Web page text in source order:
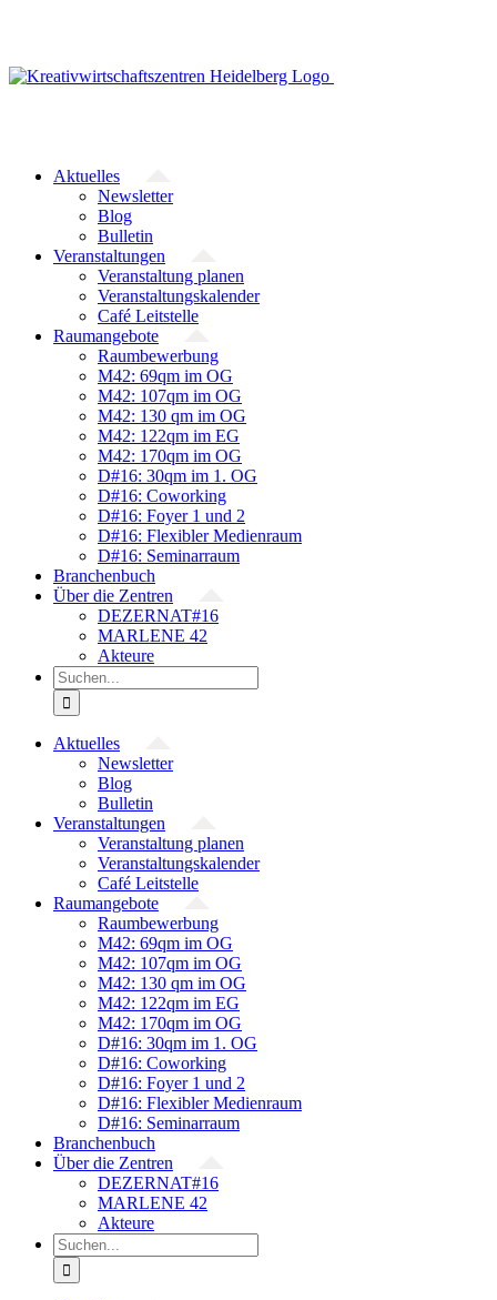
Aktuelles
Newsletter
Blog
Bulletin
Veranstaltungen
Veranstaltung planen
Veranstaltungskalender
Café Leitstelle
Raumangebote
Raumbewerbung
M42: 69qm im OG
M42: 107qm im OG
M42: 130 qm im OG
M42: 122qm im EG
M42: 170qm im OG
D#16: 30qm im 1. OG
D#16: Coworking
D#16: Foyer 1 und 2
D#16: Flexibler Medienraum
D#16: Seminarraum
Branchenbuch
Über die Zentren
DEZERNAT#16
MARLENE 42
Akteure
Suche
nach:
Aktuelles
Newsletter
Blog
Bulletin
Veranstaltungen
Veranstaltung planen
Veranstaltungskalender
Café Leitstelle
Raumangebote
Raumbewerbung
M42: 69qm im OG
M42: 107qm im OG
M42: 130 qm im OG
M42: 122qm im EG
M42: 170qm im OG
D#16: 30qm im 1. OG
D#16: Coworking
D#16: Foyer 1 und 2
D#16: Flexibler Medienraum
D#16: Seminarraum
Branchenbuch
Über die Zentren
DEZERNAT#16
MARLENE 42
Akteure
Suche
nach: